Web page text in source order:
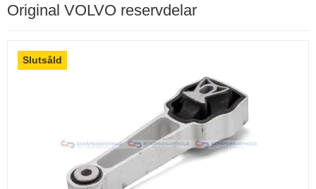
Original VOLVO reservdelar
Slutsåld